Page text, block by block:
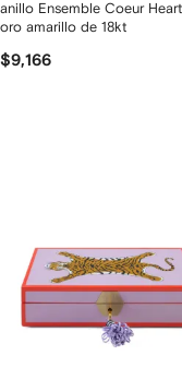
anillo Ensemble Coeur
oro amarillo de 18kt
$9,166